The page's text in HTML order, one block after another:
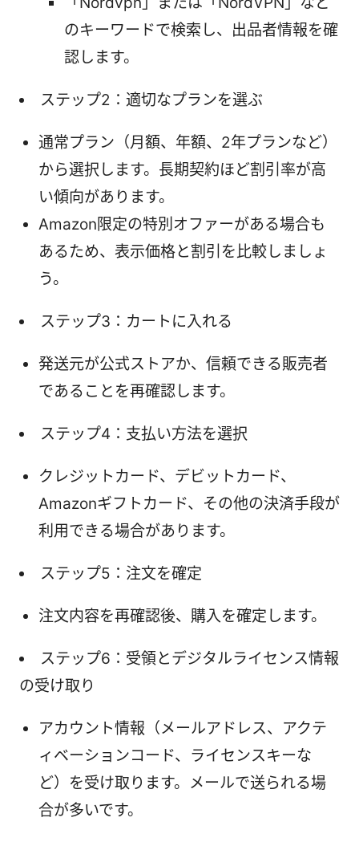
のキーワードで検索し、出品者情報を確
認します。
ステップ2：適切なプランを選ぶ
通常プラン（月額、年額、2年プランなど）
から選択します。長期契約ほど割引率が高
い傾向があります。
Amazon限定の特別オファーがある場合も
あるため、表示価格と割引を比較しましょ
う。
ステップ3：カートに入れる
発送元が公式ストアか、信頼できる販売者
であることを再確認します。
ステップ4：支払い方法を選択
クレジットカード、デビットカード、
Amazonギフトカード、その他の決済手段が
利用できる場合があります。
ステップ5：注文を確定
注文内容を再確認後、購入を確定します。
ステップ6：受領とデジタルライセンス情報
の受け取り
アカウント情報（メールアドレス、アクテ
ィベーションコード、ライセンスキーな
ど）を受け取ります。メールで送られる場
合が多いです。